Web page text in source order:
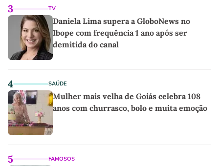
3 TV
Daniela Lima supera a GloboNews no
Ibope com frequência 1 ano após ser
demitida do canal
4 SAÚDE
Mulher mais velha de Goiás celebra 108
anos com churrasco, bolo e muita emoção
5 FAMOSOS